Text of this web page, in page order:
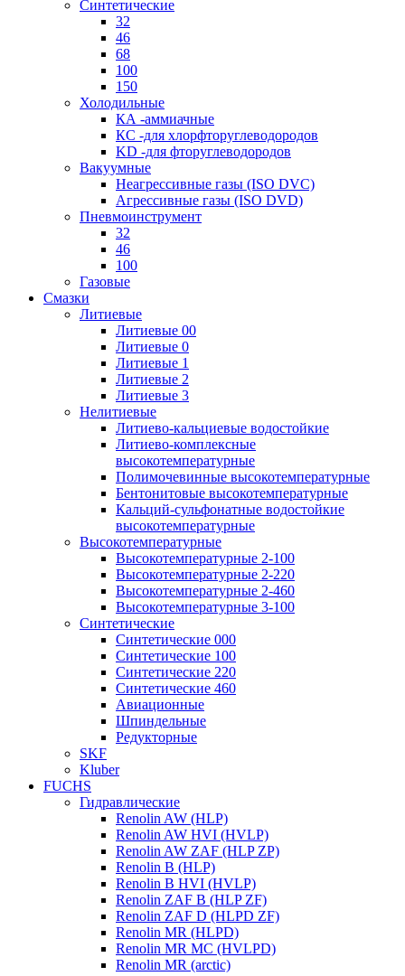
Синтетические
32
46
68
100
150
Холодильные
КА -аммиачные
КС -для хлорфторуглеводородов
KD -для фторуглеводородов
Вакуумные
Неагрессивные газы (ISO DVC)
Агрессивные газы (ISO DVD)
Пневмоинструмент
32
46
100
Газовые
Смазки
Литиевые
Литиевые 00
Литиевые 0
Литиевые 1
Литиевые 2
Литиевые 3
Нелитиевые
Литиево-кальциевые водостойкие
Литиево-комплексные
высокотемпературные
Полимочевинные высокотемпературные
Бентонитовые высокотемпературные
Кальций-сульфонатные водостойкие
высокотемпературные
Высокотемпературные
Высокотемпературные 2-100
Высокотемпературные 2-220
Высокотемпературные 2-460
Высокотемпературные 3-100
Синтетические
Синтетические 000
Синтетические 100
Синтетические 220
Синтетические 460
Авиационные
Шпиндельные
Редукторные
SKF
Kluber
FUCHS
Гидравлические
Renolin AW (HLP)
Renolin AW HVI (HVLP)
Renolin AW ZAF (HLP ZP)
Renolin B (HLP)
Renolin B HVI (HVLP)
Renolin ZAF B (HLP ZF)
Renolin ZAF D (HLPD ZF)
Renolin MR (HLPD)
Renolin MR MC (HVLPD)
Renolin MR (arctic)